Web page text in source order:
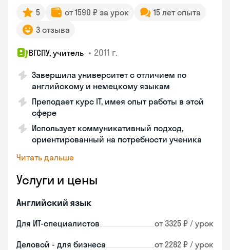
5 от 1590 ₽ за урок
15 лет опыта
3 отзыва
ВГСПУ, учитель • 2011 г.
Завершила университет с отличием по
английскому и немецкому языкам
Преподает курс IT, имея опыт работы в этой
сфере
Использует коммуникативный подход,
ориентированный на потребности ученика
Читать дальше
Услуги и цены
Английский язык
Для ИТ-специалистов от 3325 ₽ / урок
Деловой - для бизнеса от 2282 ₽ / урок